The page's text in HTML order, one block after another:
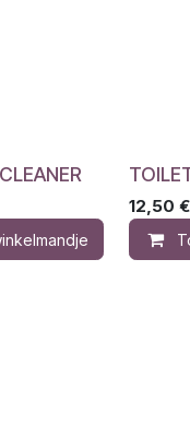
12,50 €